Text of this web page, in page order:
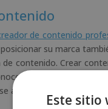
de contenido
su marca
contenido. Crear
como SEO (del inglés,
a la vez que ofrece
Este sitio